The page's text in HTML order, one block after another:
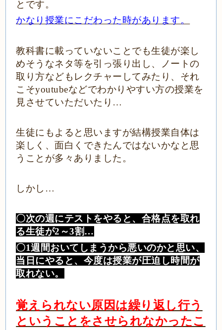
とです。
かなり授業にこだわった時があります。
教科書に載っていないことでも生徒が楽し
めそうなネタ等を引っ張り出し、ノートの
取り方などもレクチャーしてみたり、それ
こそyoutubeなどでわかりやすい方の授業を
見させていただいたり…
生徒にもよると思いますが結構授業自体は
楽しく、面白くできたんではないかなと思
うことが多々ありました。
しかし …
〇次の週にテストをやると、合格点を取れ
る生徒が2～3割…
〇1週間おいてしまうから悪いのかと思い、
当日にやると、今度は授業が圧迫し時間が
取れない。
覚えられない原因は繰り返し行う
ということをさせられなかったこ